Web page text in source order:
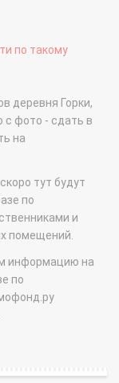
по такому
деревня Горки,
с фото - сдать в
на
тут будут
по
и
помещений.
информацию на
по